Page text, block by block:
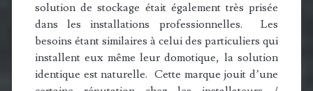
solution de stockage était également très prisée
dans les installations professionnelles. Les
besoins étant similaires à celui des particuliers qui
installent eux même leur domotique, la solution
identique est naturelle. Cette marque jouit d’une